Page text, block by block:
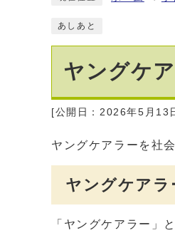
あしあと
ヤングケ
[公開日：2026年5月13
ヤングケアラーを社
ヤングケアラ
「ヤングケアラー」